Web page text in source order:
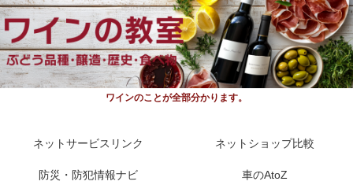
ワインのことが全部分かります。
ネットサービスリンク ネットショップ比較
防災・防犯情報ナビ 車のAtoZ